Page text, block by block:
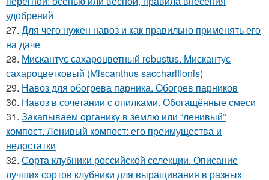
удобрений
27. Для чего нужен навоз и как правильно применять его
на даче
28. Мискантус сахароцветный robustus. Мискантус
сахароцветковый (Miscanthus sacchariflonis)
29. Навоз для обогрева парника. Обогрев парников
30. Навоз в сочетании с опилками. Обогащённые смеси
31. Закапываем органику в землю или “ленивый”
компост. Ленивый компост: его преимущества и
недостатки
32. Сорта клубники российской селекции. Описание
лучших сортов клубники для выращивания в разных